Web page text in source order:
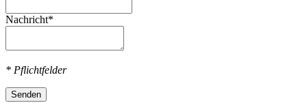
Nachricht*
* Pflichtfelder
Senden